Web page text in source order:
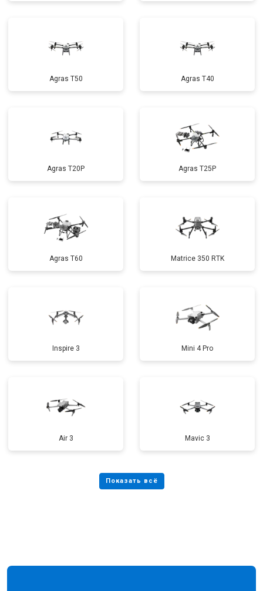
Agras T50 Agras T40
Agras T20P Agras T25P
Agras T60 Matrice 350 RTK
Inspire 3 Mini 4 Pro
Air 3 Mavic 3